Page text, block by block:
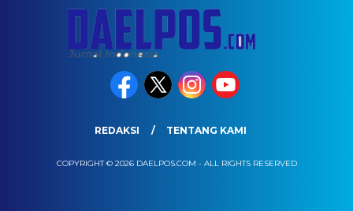
REDAKSI TENTANG KAMI
COPYRIGHT © 2026 DAELPOS.COM - ALL RIGHTS RESERVED